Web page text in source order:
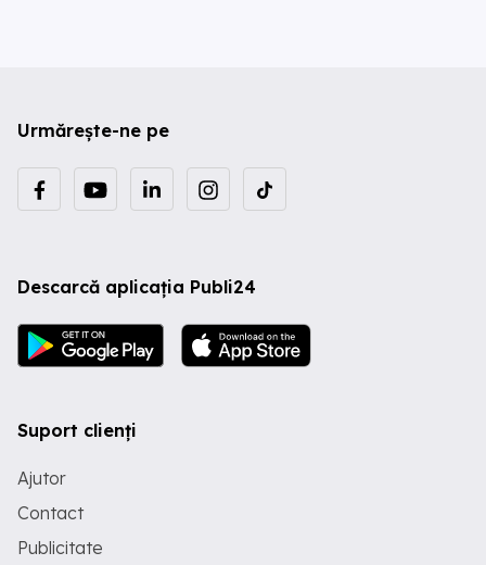
Urmărește-ne pe
Descarcă aplicația Publi24
Suport clienți
Ajutor
Contact
Publicitate